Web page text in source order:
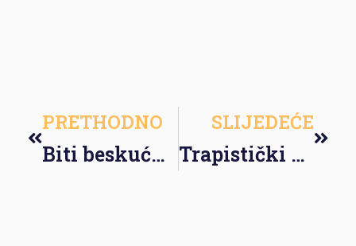
PRETHODNO
Biti beskućnik u Bosni i Hercegovini nije stvar izbora
SLIJEDEĆE
Trapistički samostan Zvijezda Marija